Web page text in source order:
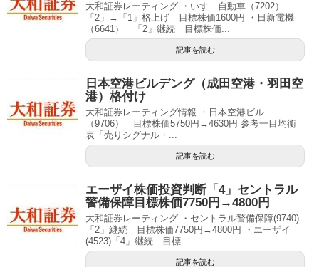
大和証券レーティング ・いすゞ自動車（7202）
「2」→「1」格上げ 目標株価1600円 ・日新電機
（6641） 「2」継続 目標株価...
記事を読む
日本空港ビルデング（成田空港・羽田空
港）格付け
大和証券レーティング情報 ・日本空港ビル
（9706） 目標株価5750円→4630円 参考一目均衡
表「売りシグナル・...
記事を読む
エーザイ株価投資判断「4」セントラル
警備保障目標株価7750円→4800円
大和証券レーティング ・セントラル警備保障(9740)
「2」継続 目標株価7750円→4800円 ・エーザイ
(4523)「4」継続 目標...
記事を読む